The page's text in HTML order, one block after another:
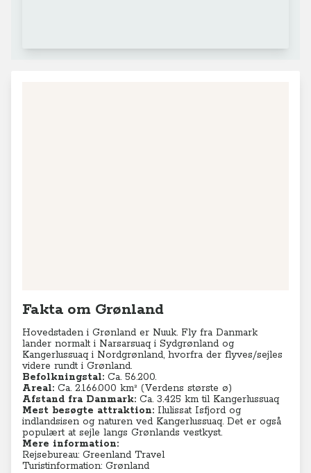
Fakta om Grønland
Hovedstaden i Grønland er Nuuk. Fly fra Danmark
lander normalt i Narsarsuaq i Sydgrønland og
Kangerlussuaq i Nordgrønland, hvorfra der flyves/sejles
videre rundt i Grønland.
Befolkningstal: Ca. 56.200.
Areal: Ca. 2.166.000 km² (Verdens største ø)
Afstand fra Danmark: Ca. 3.425 km til Kangerlussuaq
Mest besøgte attraktion: Ilulissat Isfjord og
indlandsisen og naturen ved Kangerlussuaq. Det er også
populært at sejle langs Grønlands vestkyst.
Mere information:
Rejsebureau: Greenland Travel
Turistinformation: Grønland